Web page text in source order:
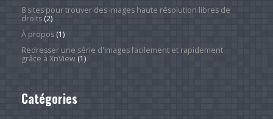
8 sites pour trouver des images haute résolution libres de
droits(2)
À propos(1)
Redresser une série d'images facilement et rapidement
grâce à XnView(1)
Catégories